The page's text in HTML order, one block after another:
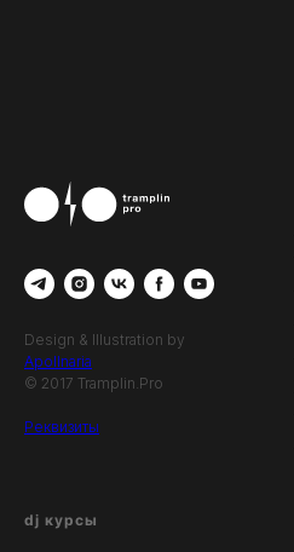
Design & Illustration by
Apollnaria
© 2017 Tramplin.Pro
Реквизиты
dj курсы